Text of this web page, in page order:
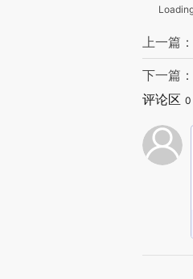
上一篇
下一篇
评论区 0